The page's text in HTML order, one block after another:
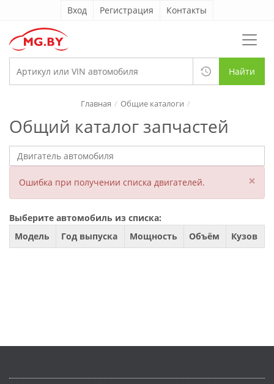
Вход Регистрация Контакты
Найти
Общий каталог запчастей
Главная Общие каталоги
Ошибка при получении списка двигателей. ×
Выберите автомобиль из списка:
Модель
Год выпуска Мощность Объём Кузов